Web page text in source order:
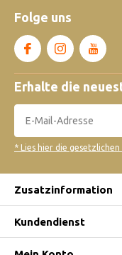
Folge uns
Erhalte die
* Lies hier die gesetzlichen
Zusatzinformation
Kundendienst